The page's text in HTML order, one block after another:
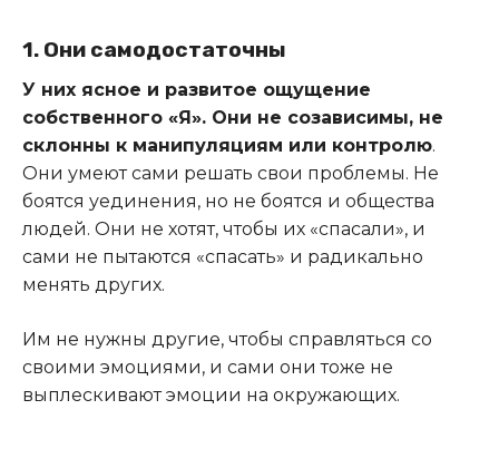
1. Они самодостаточны
У них ясное и развитое ощущение
собственного «Я». Они не созависимы, не
склонны к манипуляциям или контролю.
Они умеют сами решать свои проблемы. Не
боятся уединения, но не боятся и общества
людей. Они не хотят, чтобы их «спасали», и
сами не пытаются «спасать» и радикально
менять других.
Им не нужны другие, чтобы справляться со
своими эмоциями, и сами они тоже не
выплескивают эмоции на окружающих.